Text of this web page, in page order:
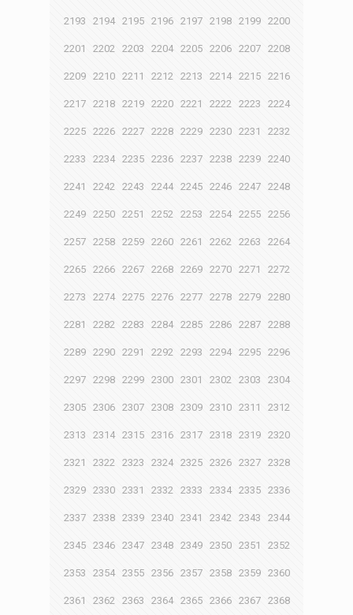
2193 2194 2195 2196 2197 2198 2199 2200
2201 2202 2203 2204 2205 2206 2207 2208
2209 2210 2211 2212 2213 2214 2215 2216
2217 2218 2219 2220 2221 2222 2223 2224
2225 2226 2227 2228 2229 2230 2231 2232
2233 2234 2235 2236 2237 2238 2239 2240
2241 2242 2243 2244 2245 2246 2247 2248
2249 2250 2251 2252 2253 2254 2255 2256
2257 2258 2259 2260 2261 2262 2263 2264
2265 2266 2267 2268 2269 2270 2271 2272
2273 2274 2275 2276 2277 2278 2279 2280
2281 2282 2283 2284 2285 2286 2287 2288
2289 2290 2291 2292 2293 2294 2295 2296
2297 2298 2299 2300 2301 2302 2303 2304
2305 2306 2307 2308 2309 2310 2311 2312
2313 2314 2315 2316 2317 2318 2319 2320
2321 2322 2323 2324 2325 2326 2327 2328
2329 2330 2331 2332 2333 2334 2335 2336
2337 2338 2339 2340 2341 2342 2343 2344
2345 2346 2347 2348 2349 2350 2351 2352
2353 2354 2355 2356 2357 2358 2359 2360
2361 2362 2363 2364 2365 2366 2367 2368